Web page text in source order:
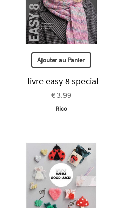
Ajouter au Panier
-livre easy 8 special
€ 3.99
Rico